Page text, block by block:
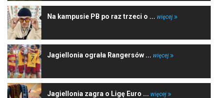
Na kampusie PB po raz trzeci o ... więcej
Jagiellonia ograła Rangersów ... więcej
Jagiellonia zagra o Ligę Euro ... więcej